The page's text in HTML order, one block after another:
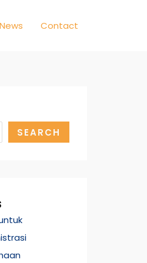
Contact
SEARCH